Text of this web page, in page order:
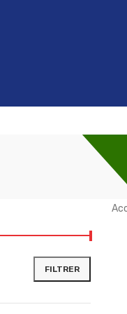
FILTRER